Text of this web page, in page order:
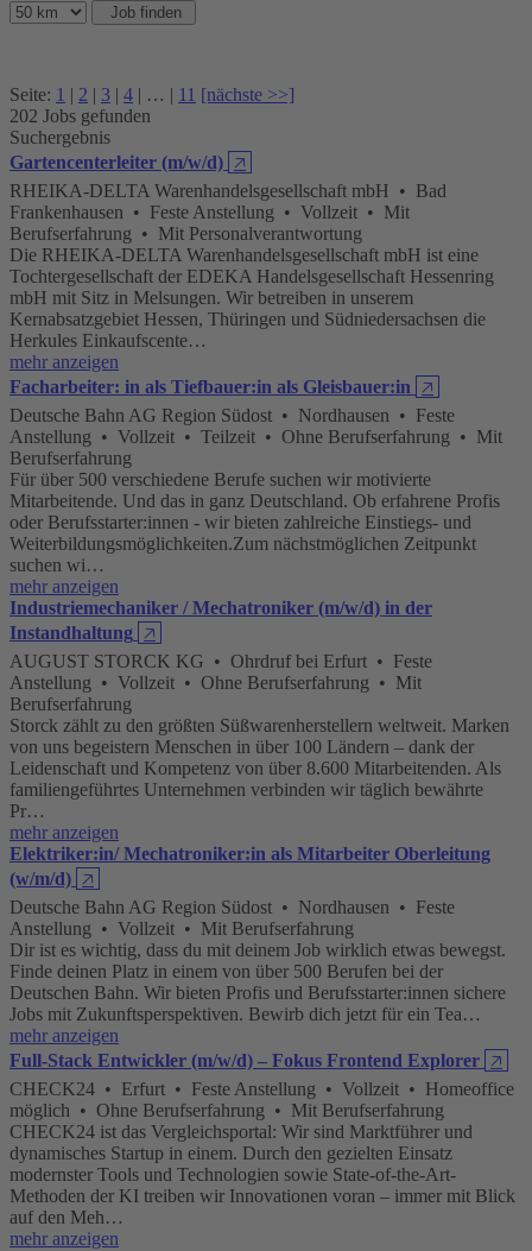
Seite: 1 | 2 | 3 | 4 | … | 11 [nächste >>]
202 Jobs gefunden
Suchergebnis
Gartencenterleiter (m/w/d) 🡥
RHEIKA-DELTA Warenhandelsgesellschaft mbH • Bad
Frankenhausen • Feste Anstellung • Vollzeit • Mit
Berufserfahrung • Mit Personalverantwortung
Die RHEIKA-DELTA Warenhandelsgesellschaft mbH ist eine
Tochtergesellschaft der EDEKA Handelsgesellschaft Hessenring
mbH mit Sitz in Melsungen. Wir betreiben in unserem
Kernabsatzgebiet Hessen, Thüringen und Südniedersachsen die
Herkules Einkaufscente…
mehr anzeigen
Facharbeiter: in als Tiefbauer:in als Gleisbauer:in
🡥
Deutsche Bahn AG Region Südost • Nordhausen • Feste
Anstellung • Vollzeit • Teilzeit • Ohne Berufserfahrung • Mit
Berufserfahrung
Für über 500 verschiedene Berufe suchen wir motivierte
Mitarbeitende. Und das in ganz Deutschland. Ob erfahrene Profis
oder Berufsstarter:innen - wir bieten zahlreiche Einstiegs- und
Weiterbildungsmöglichkeiten.Zum nächstmöglichen Zeitpunkt
suchen wi…
mehr anzeigen
Industriemechaniker / Mechatroniker (m/w/d) in der
Instandhaltung
🡥
AUGUST STORCK KG • Ohrdruf bei Erfurt • Feste
Anstellung • Vollzeit • Ohne Berufserfahrung • Mit
Berufserfahrung
Storck zählt zu den größten Süßwarenherstellern weltweit. Marken
von uns begeistern Menschen in über 100 Ländern – dank der
Leidenschaft und Kompetenz von über 8.600 Mitarbeitenden. Als
familiengeführtes Unternehmen verbinden wir täglich bewährte
Pr…
mehr anzeigen
Elektriker:in/ Mechatroniker:in als Mitarbeiter Oberleitung
(w/m/d) 🡥
Deutsche Bahn AG Region Südost • Nordhausen • Feste
Anstellung • Vollzeit • Mit Berufserfahrung
Dir ist es wichtig, dass du mit deinem Job wirklich etwas bewegst.
Finde deinen Platz in einem von über 500 Berufen bei der
Deutschen Bahn. Wir bieten Profis und Berufsstarter:innen sichere
Jobs mit Zukunftsperspektiven. Bewirb dich jetzt für ein Tea…
mehr anzeigen
Full-Stack Entwickler (m/w/d) – Fokus Frontend Explorer 🡥
CHECK24 • Erfurt • Feste Anstellung • Vollzeit • Homeoffice
möglich • Ohne Berufserfahrung • Mit Berufserfahrung
CHECK24 ist das Vergleichsportal: Wir sind Marktführer und
dynamisches Startup in einem. Durch den gezielten Einsatz
modernster Tools und Technologien sowie State-of-the-Art-
Methoden der KI treiben wir Innovationen voran – immer mit Blick
auf den Meh…
mehr anzeigen